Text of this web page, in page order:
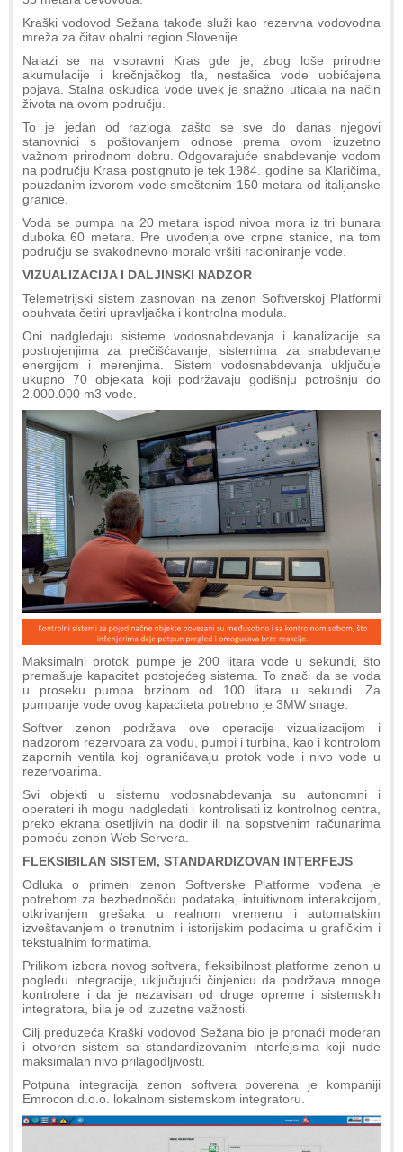
Kraški vodovod Sežana takođe služi kao rezervna vodovodna
mreža za čitav obalni region Slovenije.
Nalazi se na visoravni Kras gde je, zbog loše prirodne
akumulacije i krečnjačkog tla, nestašica vode uobičajena
pojava. Stalna oskudica vode uvek je snažno uticala na način
života na ovom području.
To je jedan od razloga zašto se sve do danas njegovi
stanovnici s poštovanjem odnose prema ovom izuzetno
važnom prirodnom dobru. Odgovarajuće snabdevanje vodom
na području Krasa postignuto je tek 1984. godine sa Klaričima,
pouzdanim izvorom vode smeštenim 150 metara od italijanske
granice.
Voda se pumpa na 20 metara ispod nivoa mora iz tri bunara
duboka 60 metara. Pre uvođenja ove crpne stanice, na tom
području se svakodnevno moralo vršiti racioniranje vode.
VIZUALIZACIJA I DALJINSKI NADZOR
Telemetrijski sistem zasnovan na zenon Softverskoj Platformi
obuhvata četiri upravljačka i kontrolna modula.
Oni nadgledaju sisteme vodosnabdevanja i kanalizacije sa
postrojenjima za prečišćavanje, sistemima za snabdevanje
energijom i merenjima. Sistem vodosnabdevanja uključuje
ukupno 70 objekata koji podržavaju godišnju potrošnju do
2.000.000 m3 vode.
Maksimalni protok pumpe je 200 litara vode u sekundi, što
premašuje kapacitet postojećeg sistema. To znači da se voda
u proseku pumpa brzinom od 100 litara u sekundi. Za
pumpanje vode ovog kapaciteta potrebno je 3MW snage.
Softver zenon podržava ove operacije vizualizacijom i
nadzorom rezervoara za vodu, pumpi i turbina, kao i kontrolom
zapornih ventila koji ograničavaju protok vode i nivo vode u
rezervoarima.
Svi objekti u sistemu vodosnabdevanja su autonomni i
operateri ih mogu nadgledati i kontrolisati iz kontrolnog centra,
preko ekrana osetljivih na dodir ili na sopstvenim računarima
pomoću zenon Web Servera.
FLEKSIBILAN SISTEM, STANDARDIZOVAN INTERFEJS
Odluka o primeni zenon Softverske Platforme vođena je
potrebom za bezbednošću podataka, intuitivnom interakcijom,
otkrivanjem grešaka u realnom vremenu i automatskim
izveštavanjem o trenutnim i istorijskim podacima u grafičkim i
tekstualnim formatima.
Prilikom izbora novog softvera, fleksibilnost platforme zenon u
pogledu integracije, uključujući činjenicu da podržava mnoge
kontrolere i da je nezavisan od druge opreme i sistemskih
integratora, bila je od izuzetne važnosti.
Cilj preduzeća Kraški vodovod Sežana bio je pronaći moderan
i otvoren sistem sa standardizovanim interfejsima koji nude
maksimalan nivo prilagodljivosti.
Potpuna integracija zenon softvera poverena je kompaniji
Emrocon d.o.o. lokalnom sistemskom integratoru.